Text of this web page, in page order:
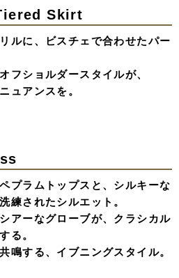
引リボンのアクセントが特徴。
の裾から覗くレースタイツが、
す、「甘い」と「モード」の境
さをもつ一着。
レースを。
ジのような空気感を纏いなが
姿まで抜かりなく。
人の遊び心を詰め込んだ、
。